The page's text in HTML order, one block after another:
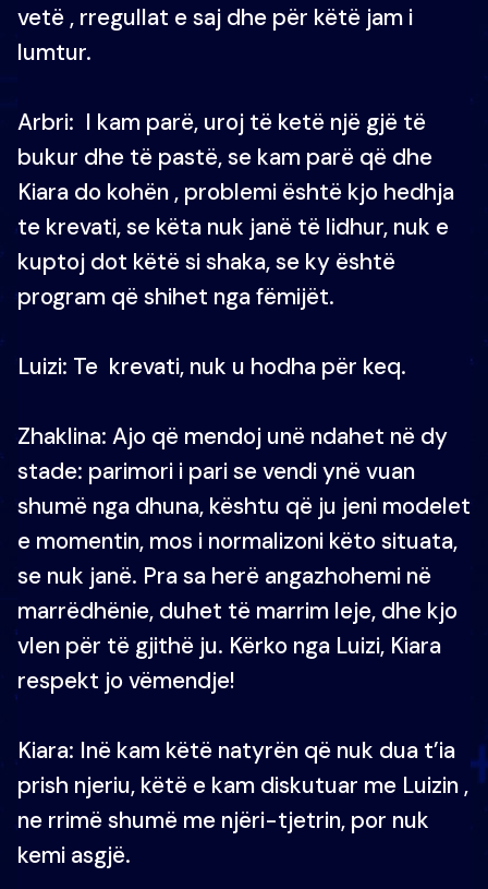
vetë , rregullat e saj dhe për këtë jam i
lumtur.
Arbri: I kam parë, uroj të ketë një gjë të
bukur dhe të pastë, se kam parë që dhe
Kiara do kohën , problemi është kjo hedhja
te krevati, se këta nuk janë të lidhur, nuk e
kuptoj dot këtë si shaka, se ky është
program që shihet nga fëmijët.
Luizi: Te krevati, nuk u hodha për keq.
Zhaklina: Ajo që mendoj unë ndahet në dy
stade: parimori i pari se vendi ynë vuan
shumë nga dhuna, kështu që ju jeni modelet
e momentin, mos i normalizoni këto situata,
se nuk janë. Pra sa herë angazhohemi në
marrëdhënie, duhet të marrim leje, dhe kjo
vlen për të gjithë ju. Kërko nga Luizi, Kiara
respekt jo vëmendje!
Kiara: Inë kam këtë natyrën që nuk dua t’ia
prish njeriu, këtë e kam diskutuar me Luizin ,
ne rrimë shumë me njëri-tjetrin, por nuk
kemi asgjë.